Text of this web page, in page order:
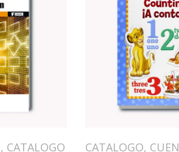
, CATALOGO CATALOGO,